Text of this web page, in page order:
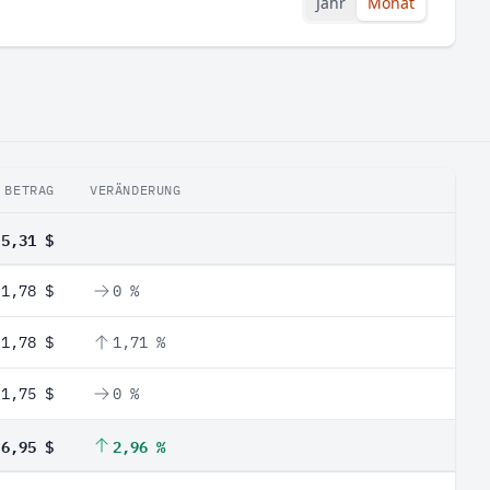
BETRAG VERÄNDERUNG
5,31 $
1,78 $ 0 %
1,78 $ 1,71 %
1,75 $ 0 %
6,95 $ 2,96 %